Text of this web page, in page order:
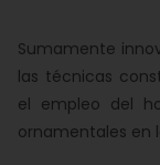
Sumamente
las técnicas
el empleo del
ornamentales en